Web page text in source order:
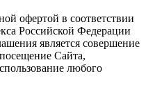
офертой в соответствии
Российской Федерации
является совершение
Сайта,
любого